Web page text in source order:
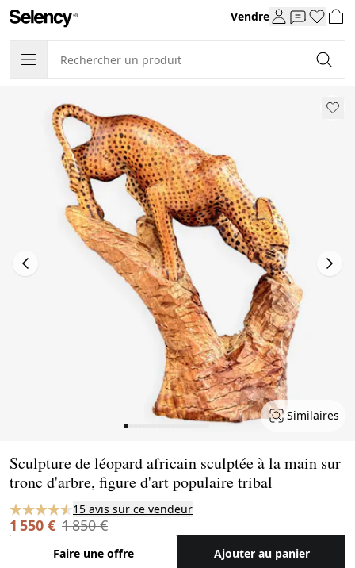
Vendre
Similaires
Sculpture de léopard africain sculptée à la main sur
tronc d'arbre, figure d'art populaire tribal
15 avis sur ce vendeur
1 550 € 1 850 €
Faire une offre Ajouter au panier